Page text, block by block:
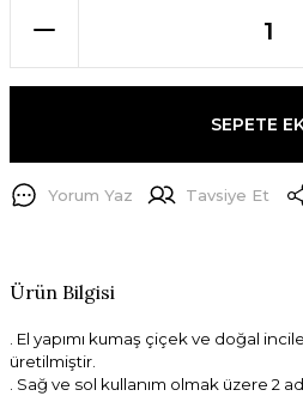
SEPETE
Yorum Yaz Tavsiye Et
Ürün Bilgisi
. El yapımı kumaş çiçek ve doğal
üretilmiştir.
. Sağ ve sol kullanım olmak üzere 2